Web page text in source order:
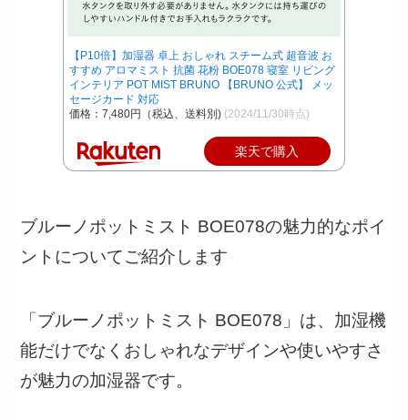
【P10倍】加湿器 卓上 おしゃれ スチーム式 超音波 お
すすめ アロマミスト 抗菌 花粉 BOE078 寝室 リビング
インテリア POT MIST BRUNO 【BRUNO 公式】 メッ
セージカード 対応
価格：7,480円（税込、送料別) (2024/11/30時点)
楽天で購入
ブルーノポットミスト BOE078の魅力的なポイ
ントについてご紹介します
「ブルーノポットミスト BOE078」は、加湿機
能だけでなくおしゃれなデザインや使いやすさ
が魅力の加湿器です。